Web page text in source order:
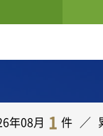
年08月 1 件